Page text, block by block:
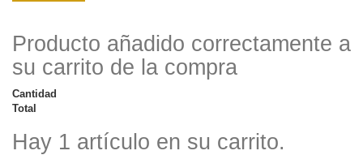
Producto añadido correctamente a
su carrito de la compra
Cantidad
Total
Hay 1 artículo en su carrito.